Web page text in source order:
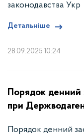
28.09.2025 10:24
законодавства Укр
Детальніше
Порядок денний
при
Порядок денний